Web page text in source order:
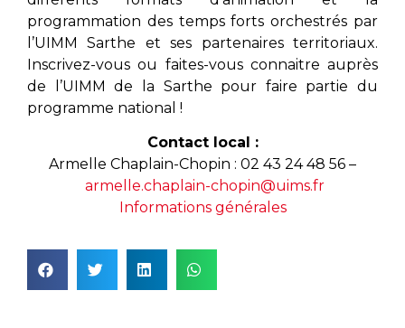
programmation des temps forts orchestrés par
l’UIMM Sarthe et ses partenaires territoriaux.
Inscrivez-vous ou faites-vous connaitre auprès
de l’UIMM de la Sarthe pour faire partie du
programme national !
Contact local :
Armelle Chaplain-Chopin : 02 43 24 48 56 –
armelle.chaplain-chopin@uims.fr
Informations générales